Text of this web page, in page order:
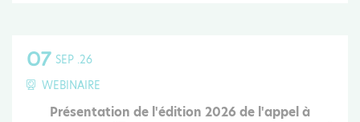
07 SEP .26
WEBINAIRE
Présentation de l'édition 2026 de l'appel à